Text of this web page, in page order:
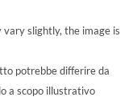
vary slightly, the image is
potrebbe differire da
a scopo illustrativo